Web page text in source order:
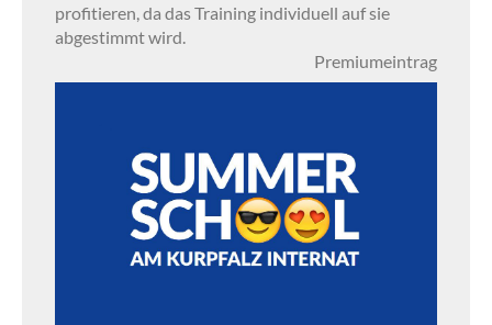
profitieren, da das Training individuell auf sie
abgestimmt wird.
Premiumeintrag